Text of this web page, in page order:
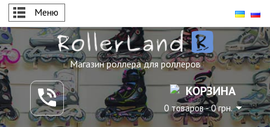
Меню
Магазин роллера для роллеров
КОРЗИНА
0 товаров - 0 грн.